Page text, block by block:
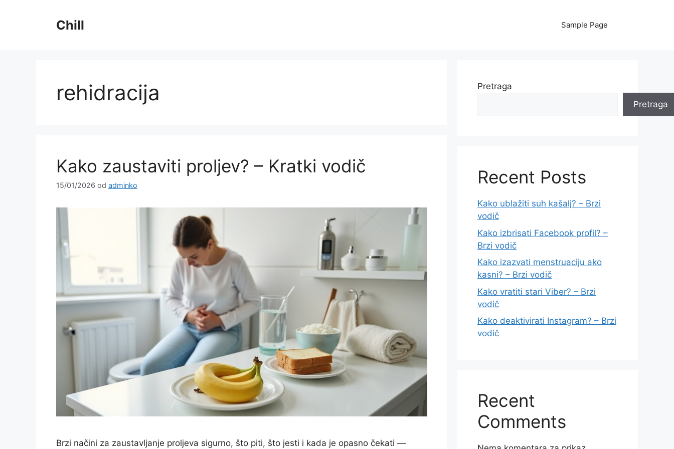
Chill Sample Page
rehidracija
Kako zaustaviti proljev? – Kratki vodič
15/01/2026 od adminko
Brzi načini za zaustavljanje proljeva sigurno, što piti, što jesti i kada je opasno čekati —
Pretraga
Pretraga
Recent Posts
Kako ublažiti suh kašalj? – Brzi
vodič
Kako izbrisati Facebook profil? –
Brzi vodič
Kako izazvati menstruaciju ako
kasni? – Brzi vodič
Kako vratiti stari Viber? – Brzi
vodič
Kako deaktivirati Instagram? – Brzi
vodič
Recent
Comments